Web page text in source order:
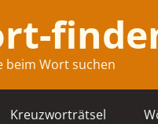
beim Wort suchen
Kreuzworträtsel